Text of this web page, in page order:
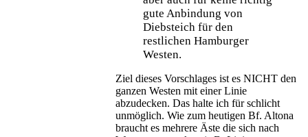
gute Anbindung von
Diebsteich für den
restlichen Hamburger
Westen.
Ziel dieses Vorschlages ist es NICHT den
ganzen Westen mit einer Linie
abzudecken. Das halte ich für schlicht
unmöglich. Wie zum heutigen Bf. Altona
braucht es mehrere Äste die sich nach